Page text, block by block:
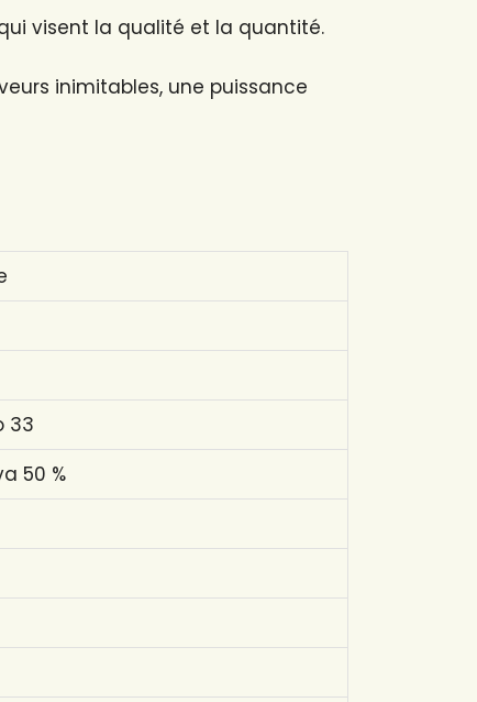
visent la qualité et la quantité.
inimitables, une puissance
33
50 %